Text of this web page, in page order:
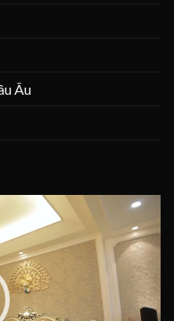
Âu